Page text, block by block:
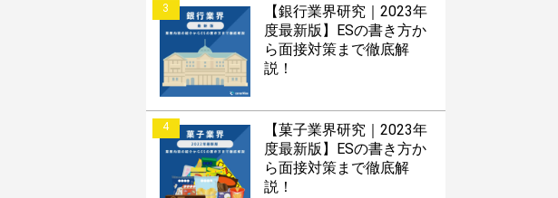
3
【銀行業界研究｜2023年
度最新版】ESの書き方か
ら面接対策まで徹底解
説！
4
【菓子業界研究｜2023年
度最新版】ESの書き方か
ら面接対策まで徹底解
説！